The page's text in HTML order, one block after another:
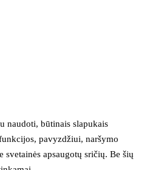
naudoti, būtinais slapukais
pavyzdžiui, naršymo
svetainės apsaugotų sričių. Be šių